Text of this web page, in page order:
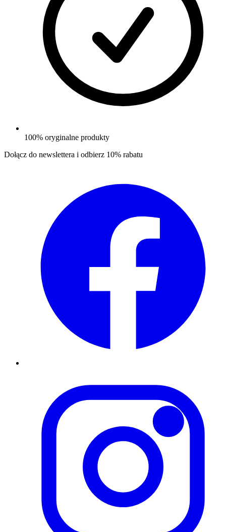
100% oryginalne produkty
Dołącz do newslettera i odbierz 10% rabatu